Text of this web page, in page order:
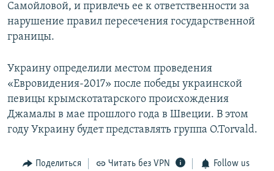
Самойловой, и привлечь ее к ответственности за
нарушение правил пересечения государственной
границы.
Украину определили местом проведения
«Евровидения-2017» после победы украинской
певицы крымскотатарского происхождения
Джамалы в мае прошлого года в Швеции. В этом
году Украину будет представлять группа O.Torvald.
Поделиться Читать без VPN Follow us